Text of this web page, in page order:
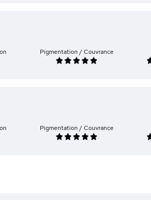
Pigmentation / Couvrance
Pigmentation / Couvrance